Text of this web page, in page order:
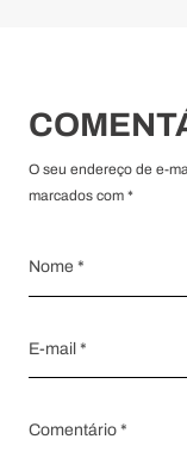
O seu endereço de e-
marcados com *